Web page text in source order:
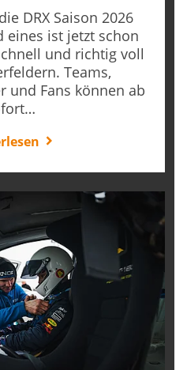
DRX Saison 2026
eines ist jetzt schon
und richtig voll
Teams,
und Fans können ab